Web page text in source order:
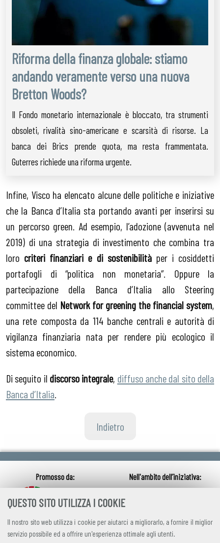
QUESTO SITO UTILIZZA I COOKIE
Il nostro sito web utilizza i cookie per aiutarci a migliorarlo, a fornire il miglior
servizio possibile ed a offrire un'esperienza ottimale agli utenti.
Riforma della finanza globale: stiamo
andando veramente verso una nuova
Bretton Woods?
Il Fondo monetario internazionale è bloccato, tra strumenti
obsoleti, rivalità sino-americane e scarsità di risorse. La
banca dei Brics prende quota, ma resta frammentata.
Guterres richiede una riforma urgente.
Infine, Visco ha elencato alcune delle politiche e iniziative
che la Banca d’Italia sta portando avanti per inserirsi su
un percorso green. Ad esempio, l’adozione (avvenuta nel
2019) di una strategia di investimento che combina tra
loro criteri finanziari e di sostenibilitàper i cosiddetti
portafogli di “politica non monetaria”. Oppure la
partecipazione della Banca d’Italia allo Steering
committee del Network for greening the financial system,
una rete composta da 114 banche centrali e autorità di
vigilanza finanziaria nata per rendere più ecologico il
sistema economico.
Di seguito il discorso integrale, diffuso anche dal sito della
Banca d’Italia
Indietro